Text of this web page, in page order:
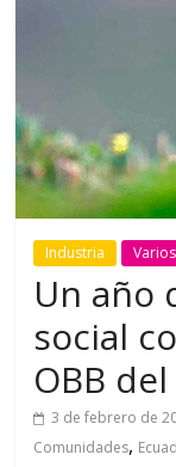
Industria Varios
Un año
social
OBB
3 de febrero de
Comunidades,